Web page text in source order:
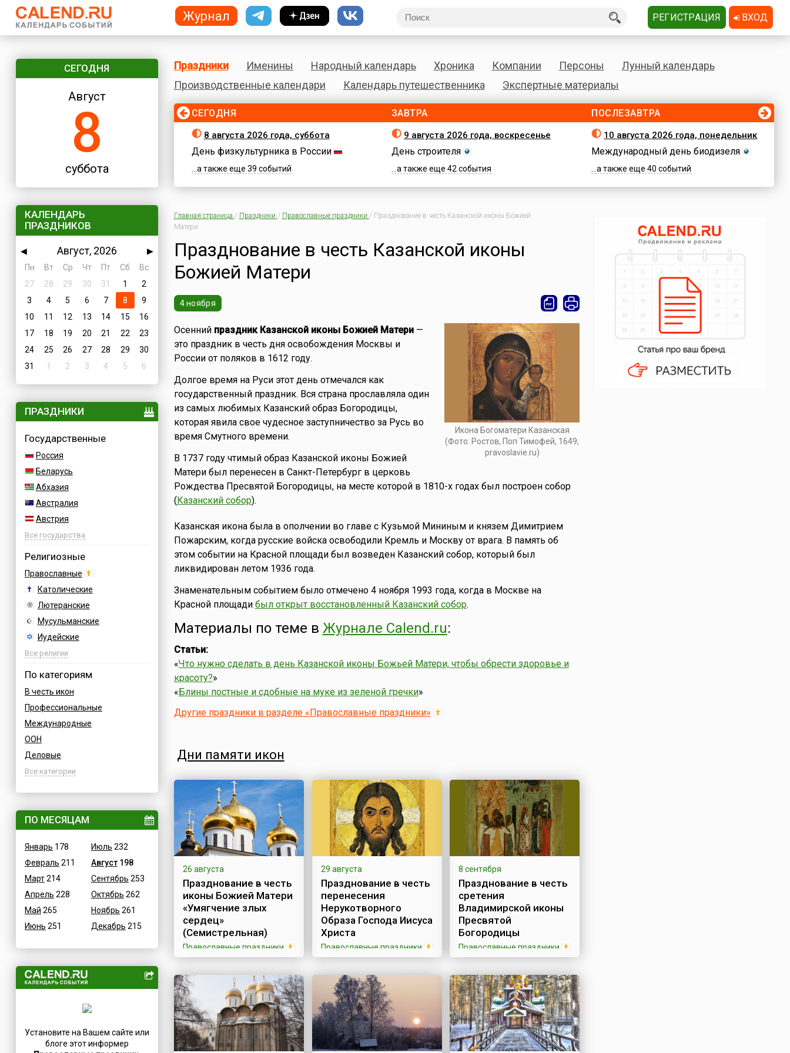
СЕГОДНЯ
Август
8
суббота
КАЛЕНДАРЬ
ПРАЗДНИКОВ
◀ Август, 2026
▶
Пн
Вт Ср Чт Пт Сб
Вс
27
28 29 30 31 1
2
3
4 5 6 7 8
9
10
11 12 13 14 15
16
17
18 19 20 21 22
23
24
25 26 27 28 29
30
31
1 2 3 4 5 6
ПРАЗДНИКИ
Государственные
Россия
Беларусь
Абхазия
Австралия
Австрия
Азербайджан
Босния
Бразилия
Великобритания
Венгрия
Вьетнам
Германия
Греция
Египет
Израиль
Индия
Иордания
Ирак
Иран
Ирландия
Исландия
Италия
Канада
Все государства
Религиозные
Православные
Католические
Лютеранские
Мусульманские
Иудейские
Буддийские
Все религии
По категориям
В честь икон
Профессиональные
Международные
ООН
Деловые
Дни воинской славы России
ВОВ
Гастрономические
Детские
Дни памяти святых
Конституционные
Культурные
Масс-медийные
Независимые
Посты
Все категории
ПО МЕСЯЦАМ
Январь 178
Февраль 211
Март214
Апрель 228
Май 265
Июнь 251
Июль 232
Август198
Сентябрь 253
Октябрь 262
Ноябрь 261
Декабрь 215
Установите на Вашем сайте или
блоге этот информер
Праздники Именины Народный календарь Хроника Компании Персоны
Лунный календарь
Производственные календари
Календарь путешественника Экспертные материалы
СЕГОДНЯ
8 августа 2026 года, суббота
День физкультурника в России
...а также еще 39 событий
ЗАВТРА
9 августа 2026 года, воскресенье
День строителя
...а также еще 42 события
ПОСЛЕЗАВТРА
10 августа 2026 года, понедельник
Международный день биодизеля
...а также еще 40 событий
Главная страница / Праздники / Православные праздники / Празднование в честь Казанской иконы Божией
Матери
Празднование в честь Казанской иконы
Божией Матери
4 ноября
Икона Богоматери Казанская
(Фото: Ростов, Поп Тимофей, 1649,
pravoslavie.ru)
Осенний праздник Казанской иконы Божией Матери—
это праздник в честь дня освобождения Москвы и
России от поляков в 1612 году.
Долгое время на Руси этот день отмечался как
государственный праздник. Вся страна прославляла один
из самых любимых Казанский образ Богородицы,
которая явила свое чудесное заступничество за Русь во
время Смутного времени.
В 1737 году чтимый образ Казанской иконы Божией
Матери был перенесен в Санкт-Петербург в церковь
Рождества Пресвятой Богородицы, на месте которой в 1810-х годах был построен собор
(Казанский собор).
Казанская икона была в ополчении во главе с Кузьмой Мининым и князем Димитрием
Пожарским, когда русские войска освободили Кремль и Москву от врага. В память об
этом событии на Красной площади был возведен Казанский собор, который был
ликвидирован летом 1936 года.
Знаменательным событием было отмечено 4 ноября 1993 года, когда в Москве на
Красной площади был открыт восстановленный Казанский собор.
Материалы по теме в Журнале Calend.ru:
Статьи:
«Что нужно сделать в день Казанской иконы Божьей Матери, чтобы обрести здоровье и
красоту?»
«Блины постные и сдобные на муке из зеленой гречки»
Другие праздники в разделе «Православные праздники»
Дни памяти икон
26 августа
Празднование в честь
иконы Божией Матери
«Умягчение злых
сердец»
(Семистрельная)
Православные праздники
Матери «Умягчение злых
сердец» находилась в
церкви Иоанно-
Богословской-
Семистрельной, на погосте,
неподалеку от города
Вологды. На иконе
29 августа
Празднование в честь
перенесения
Нерукотворного
Образа Господа Иисуса
Христа
Православные праздники
православный мир
празднует перенесение из
Едессы в Константинополь
Нерукотворного Образа
Иисуса Христа, которое
произошло в 944 году.
Предание свидетельствует,
8 сентября
Празднование в честь
сретения
Владимирской иконы
Пресвятой
Богородицы
Православные праздники
Божией матери, по
преданию, написана
евангелистом Лукою на
доске из того стола, за
которым трапезовало
Святое Семейство:
Спаситель, Богородица и
Журнал РЕГИСТРАЦИЯ ВХОД